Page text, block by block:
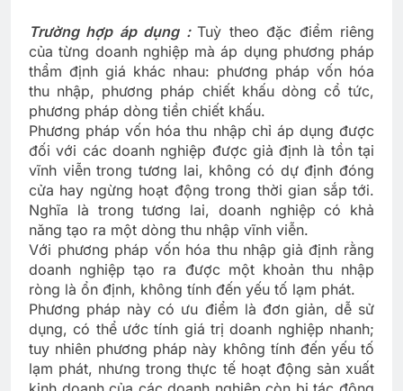
Trường hợp áp dụng :Tuỳ theo đặc điểm riêng
của từng doanh nghiệp mà áp dụng phương pháp
thẩm định giá khác nhau: phương pháp vốn hóa
thu nhập, phương pháp chiết khấu dòng cổ tức,
phương pháp dòng tiền chiết khấu.
Phương pháp vốn hóa thu nhập chỉ áp dụng được
đối với các doanh nghiệp được giả định là tồn tại
vĩnh viễn trong tương lai, không có dự định đóng
cửa hay ngừng hoạt động trong thời gian sắp tới.
Nghĩa là trong tương lai, doanh nghiệp có khả
năng tạo ra một dòng thu nhập vĩnh viễn.
Với phương pháp vốn hóa thu nhập giả định rằng
doanh nghiệp tạo ra được một khoản thu nhập
ròng là ổn định, không tính đến yếu tố lạm phát.
Phương pháp này có ưu điểm là đơn giản, dễ sử
dụng, có thể ước tính giá trị doanh nghiệp nhanh;
tuy nhiên phương pháp này không tính đến yếu tố
lạm phát, nhưng trong thực tế hoạt động sản xuất